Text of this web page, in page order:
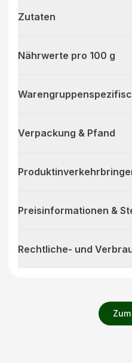
Zutaten
Nährwerte pro 100 g
Verpackung & Pfand
Preisinformationen &
Rechtliche- und